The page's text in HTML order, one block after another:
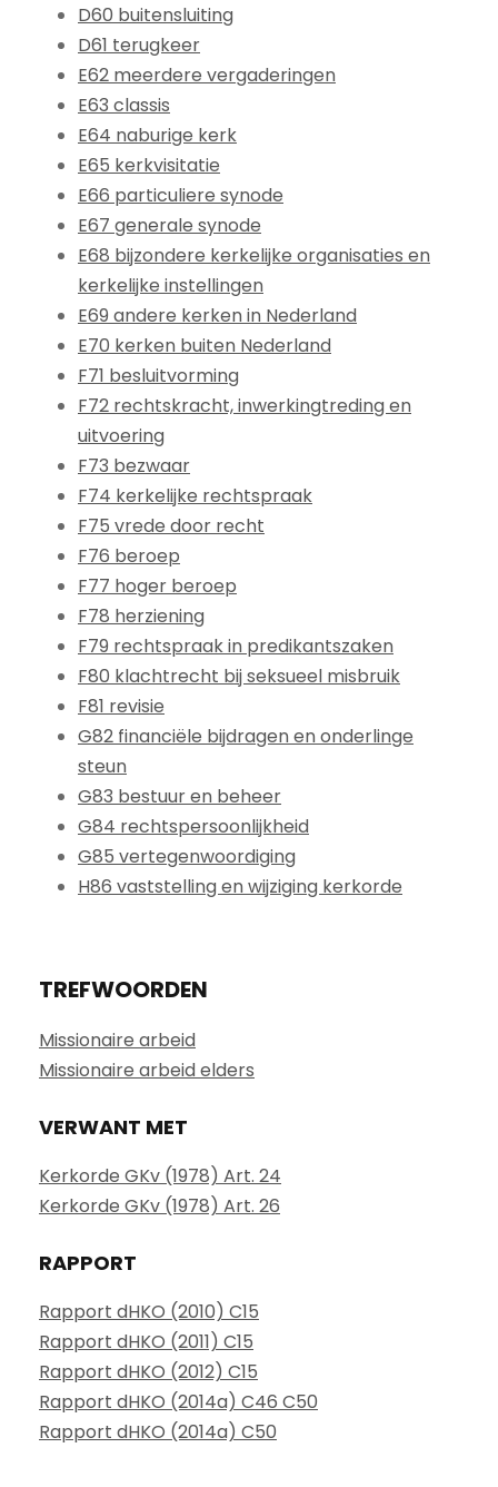
D60 buitensluiting
D61 terugkeer
E62 meerdere vergaderingen
E63 classis
E64 naburige kerk
E65 kerkvisitatie
E66 particuliere synode
E67 generale synode
E68 bijzondere kerkelijke organisaties en
kerkelijke instellingen
E69 andere kerken in Nederland
E70 kerken buiten Nederland
F71 besluitvorming
F72 rechtskracht, inwerkingtreding en
uitvoering
F73 bezwaar
F74 kerkelijke rechtspraak
F75 vrede door recht
F76 beroep
F77 hoger beroep
F78 herziening
F79 rechtspraak in predikantszaken
F80 klachtrecht bij seksueel misbruik
F81 revisie
G82 financiële bijdragen en onderlinge
steun
G83 bestuur en beheer
G84 rechtspersoonlijkheid
G85 vertegenwoordiging
H86 vaststelling en wijziging kerkorde
TREFWOORDEN
Missionaire arbeid
Missionaire arbeid elders
VERWANT MET
Kerkorde GKv (1978) Art. 24
Kerkorde GKv (1978) Art. 26
RAPPORT
Rapport dHKO (2010) C15
Rapport dHKO (2011) C15
Rapport dHKO (2012) C15
Rapport dHKO (2014a) C46 C50
Rapport dHKO (2014a) C50